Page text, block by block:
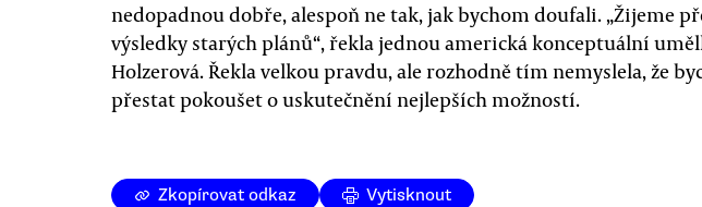
nedopadnou dobře, alespoň ne tak, jak bychom doufali. „Žijeme
výsledky starých plánů“, řekla jednou americká konceptuální
Holzerová. Řekla velkou pravdu, ale rozhodně tím nemyslela, že
přestat pokoušet o uskutečnění nejlepších možností.
Zkopírovat odkaz Vytisknout